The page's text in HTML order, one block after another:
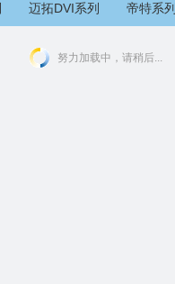
迈拓DVI系列 帝特系列
努力加载中，请稍后...